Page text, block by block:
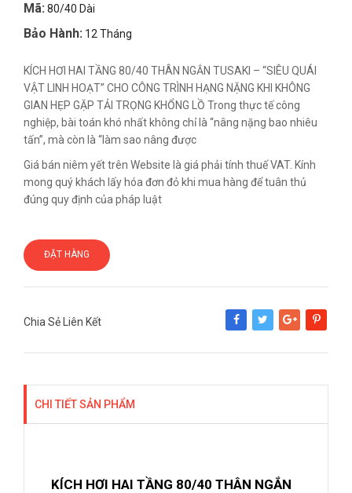
Mã: 80/40 Dài
Bảo Hành: 12 Tháng
KÍCH HƠI HAI TẦNG 80/40 THÂN NGẮN TUSAKI – “SIÊU QUÁI
VẬT LINH HOẠT” CHO CÔNG TRÌNH HẠNG NẶNG KHI KHÔNG
GIAN HẸP GẶP TẢI TRỌNG KHỔNG LỒ Trong thực tế công
nghiệp, bài toán khó nhất không chỉ là “nâng nặng bao nhiêu
tấn”, mà còn là “làm sao nâng được
Giá bán niêm yết trên Website là giá phải tính thuế VAT. Kính
mong quý khách lấy hóa đơn đỏ khi mua hàng để tuân thủ
đúng quy định của pháp luật
ĐẶT HÀNG
Chia Sẻ Liên Kết
Share Tweet Google+Pinterest
CHI TIẾT SẢN PHẨM
KÍCH HƠI HAI TẦNG 80/40 THÂN NGẮN